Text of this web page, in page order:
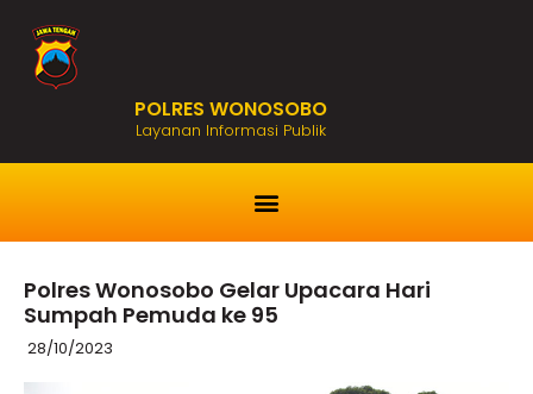
POLRES WONOSOBO
Layanan Informasi Publik
Polres Wonosobo Gelar Upacara Hari
Sumpah Pemuda ke 95
28/10/2023